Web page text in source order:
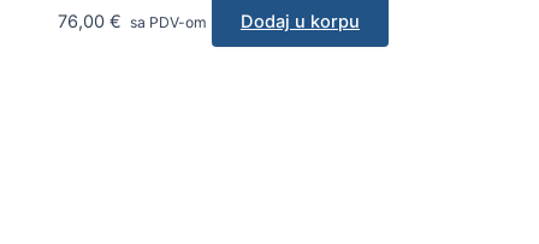
76,00 € sa PDV-om Dodaj u korpu